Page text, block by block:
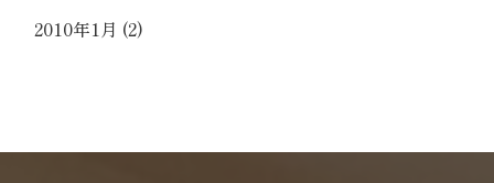
2010年1月 (2)